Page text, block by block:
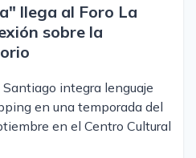
llega al Foro La
sobre la
integra lenguaje
en una temporada del
en el Centro Cultural